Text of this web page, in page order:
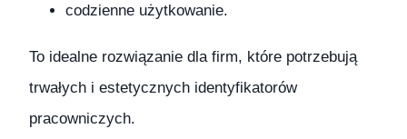
codzienne użytkowanie.
To idealne rozwiązanie dla firm, które potrzebują
trwałych i estetycznych identyfikatorów
pracowniczych.